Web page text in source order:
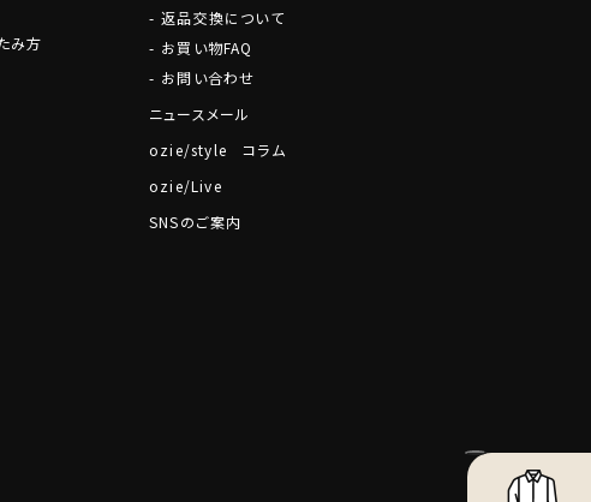
み方
返品交換について
お買い物FAQ
お問い合わせ
ニュースメール
ozie/style コラム
ozie/Live
SNSのご案内